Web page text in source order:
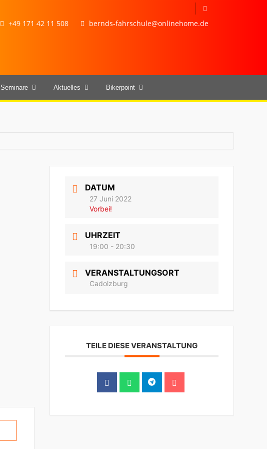
+49 171 42 11 508 bernds-fahrschule@onlinehome.de
Seminare Aktuelles Bikerpoint
DATUM
27 Juni 2022
Vorbei!
UHRZEIT
19:00 - 20:30
VERANSTALTUNGSORT
Cadolzburg
TEILE DIESE VERANSTALTUNG